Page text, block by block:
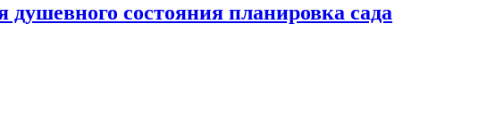
душевного состояния планировка сада